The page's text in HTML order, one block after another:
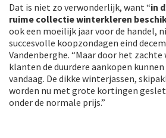
Dat is niet zo verwonderlijk, want “in
ruime collectie winterkleren
ook een moeilijk jaar voor de handel,
succesvolle koopzondagen eind
Vandenberghe. “Maar door het
klanten de duurdere aankopen
vandaag. De dikke winterjassen,
worden nu met grote kortingen
onder de normale prijs.”